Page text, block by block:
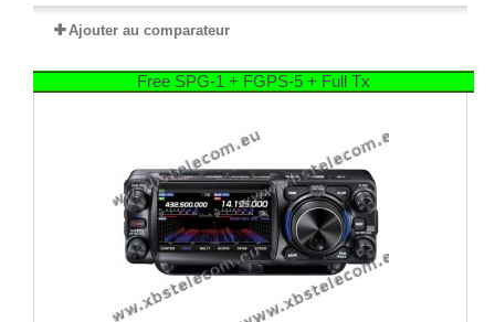
Ajouter au comparateur
Free SPG-1 + FGPS-5 + Full Tx